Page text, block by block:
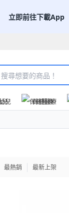
立即前往下載App
兒 保健醫療
最熱銷 最新上架